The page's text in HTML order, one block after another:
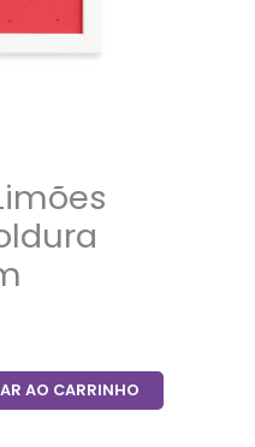
AO CARRINHO